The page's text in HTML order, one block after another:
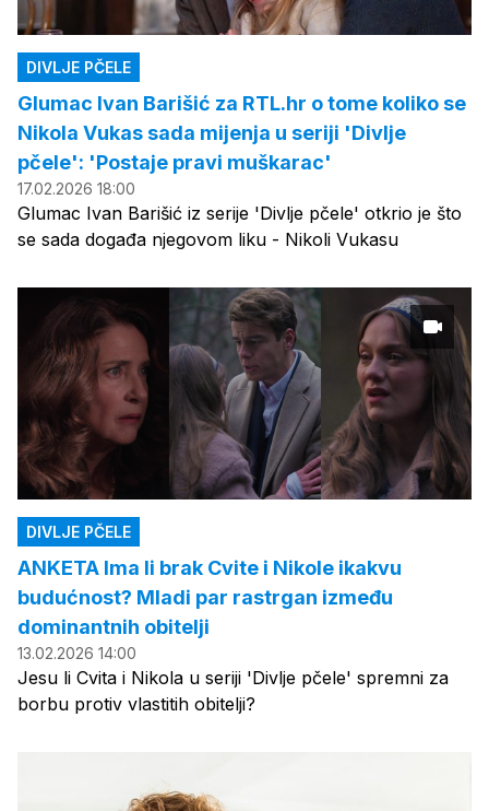
DIVLJE PČELE
Glumac Ivan Barišić za RTL.hr o tome koliko se
Nikola Vukas sada mijenja u seriji 'Divlje
pčele': 'Postaje pravi muškarac'
17.02.2026 18:00
Glumac Ivan Barišić iz serije 'Divlje pčele' otkrio je što
se sada događa njegovom liku - Nikoli Vukasu
DIVLJE PČELE
ANKETA Ima li brak Cvite i Nikole ikakvu
budućnost? Mladi par rastrgan između
dominantnih obitelji
13.02.2026 14:00
Jesu li Cvita i Nikola u seriji 'Divlje pčele' spremni za
borbu protiv vlastitih obitelji?